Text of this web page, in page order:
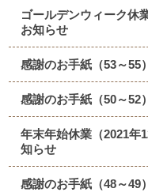
ゴールデンウィーク休
お知らせ
感謝のお手紙（53～55
感謝のお手紙（50～52
年末年始休業（2021年
知らせ
感謝のお手紙（48～49